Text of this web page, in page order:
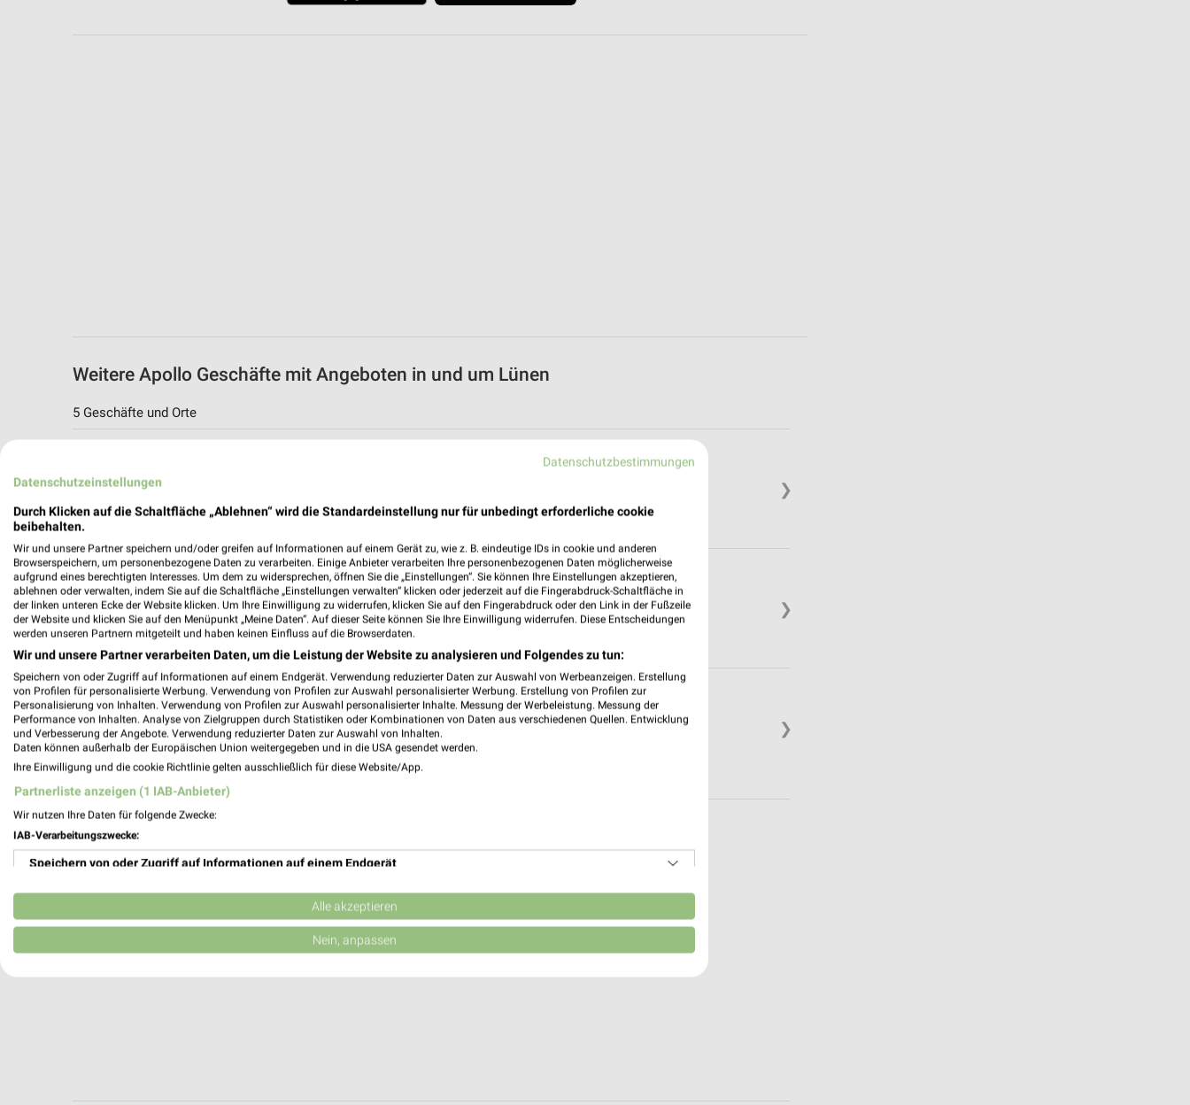
Weitere Apollo Geschäfte mit Angeboten in und um Lünen
5 Geschäfte und Orte
❯
Bergkamen, Deutschland
406,44 km
❯
Apollo Angebote in Werne
Werne, Deutschland
405,35 km
❯
Apollo Angebote in Waltrop
Waltrop, Deutschland
422,42 km
Datenschutzbestimmungen
Datenschutzeinstellungen
Durch Klicken auf die Schaltfläche „Ablehnen“ wird die Standardeinstellung nur für unbedingt erforderliche cookie
beibehalten.
Wir und unsere Partner speichern und/oder greifen auf Informationen auf einem Gerät zu, wie z. B. eindeutige IDs in cookie und anderen
Browserspeichern, um personenbezogene Daten zu verarbeiten. Einige Anbieter verarbeiten Ihre personenbezogenen Daten möglicherweise
aufgrund eines berechtigten Interesses. Um dem zu widersprechen, öffnen Sie die „Einstellungen“. Sie können Ihre Einstellungen akzeptieren,
ablehnen oder verwalten, indem Sie auf die Schaltfläche „Einstellungen verwalten“ klicken oder jederzeit auf die Fingerabdruck-Schaltfläche in
der linken unteren Ecke der Website klicken. Um Ihre Einwilligung zu widerrufen, klicken Sie auf den Fingerabdruck oder den Link in der Fußzeile
der Website und klicken Sie auf den Menüpunkt „Meine Daten“. Auf dieser Seite können Sie Ihre Einwilligung widerrufen. Diese Entscheidungen
werden unseren Partnern mitgeteilt und haben keinen Einfluss auf die Browserdaten.
Wir und unsere Partner verarbeiten Daten, um die Leistung der Website zu analysieren und Folgendes zu tun:
Speichern von oder Zugriff auf Informationen auf einem Endgerät. Verwendung reduzierter Daten zur Auswahl von Werbeanzeigen. Erstellung
von Profilen für personalisierte Werbung. Verwendung von Profilen zur Auswahl personalisierter Werbung. Erstellung von Profilen zur
Personalisierung von Inhalten. Verwendung von Profilen zur Auswahl personalisierter Inhalte. Messung der Werbeleistung. Messung der
Performance von Inhalten. Analyse von Zielgruppen durch Statistiken oder Kombinationen von Daten aus verschiedenen Quellen. Entwicklung
und Verbesserung der Angebote. Verwendung reduzierter Daten zur Auswahl von Inhalten.
Daten können außerhalb der Europäischen Union weitergegeben und in die USA gesendet werden.
Ihre Einwilligung und die cookie Richtlinie gelten ausschließlich für diese Website/App.
Partnerliste anzeigen (1 IAB-Anbieter)
Wir nutzen Ihre Daten für folgende Zwecke:
IAB-Verarbeitungszwecke:
Speichern von oder Zugriff auf Informationen auf einem Endgerät
Verwendung reduzierter Daten zur Auswahl von Werbeanzeigen
Erstellung von Profilen für personalisierte Werbung
Alle akzeptieren
Nein, anpassen